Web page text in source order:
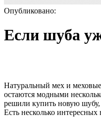
Опубликовано:
Если шуба
Натуральный мех и меховые
остаются модными
решили купить новую шубу,
Есть несколько интересных